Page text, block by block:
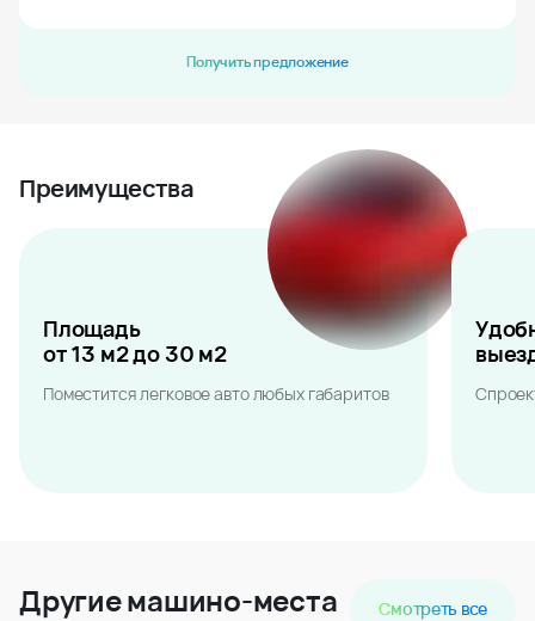
Получить предложение
Преимущества
Площадь
от 13 м2 до 30 м2
Поместится легковое авто любых габаритов
Другие машино-места
Смотреть все